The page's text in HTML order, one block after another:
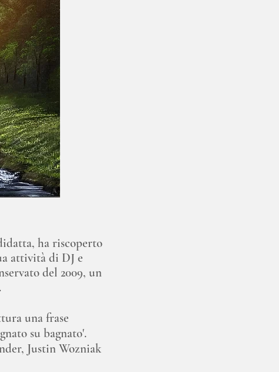
ha riscoperto
attività di DJ e
del 2009, un
una frase
su bagnato'.
Justin Wozniak